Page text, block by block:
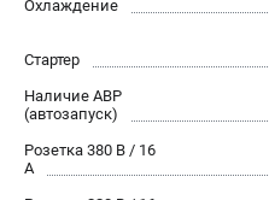
Аппараты контактной сварки
Сварочные полуавтоматы
Сварочные аппараты TIG
Сварочные материалы
Охлаждение
Стартер
Наличие АВР
(автозапуск)
Розетка 380 В / 16
А